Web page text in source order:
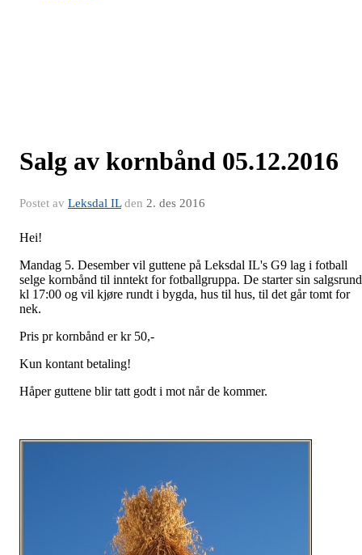
Salg av kornbånd 05.12.2016
Postet av Leksdal ILden 2. des 2016
Hei!
Mandag 5. Desember vil guttene på Leksdal IL's G9 lag i fotball
selge kornbånd til inntekt for fotballgruppa. De starter sin
kl 17:00 og vil kjøre rundt i bygda, hus til hus, til det går tomt for
nek.
Pris pr kornbånd er kr 50,-
Kun kontant betaling!
Håper guttene blir tatt godt i mot når de kommer.